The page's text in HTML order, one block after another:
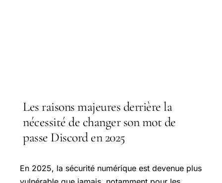
Les raisons majeures derrière la
nécessité de changer son mot de
passe Discord en 2025
En 2025, la sécurité numérique est devenue plus